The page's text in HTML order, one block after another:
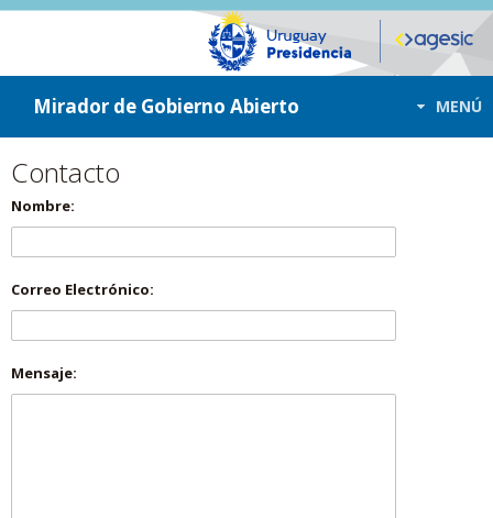
ir a contenido
ir al menú
Mirador de Gobierno Abierto MENÚ
Contacto
Nombre:
Correo Electrónico:
Mensaje: